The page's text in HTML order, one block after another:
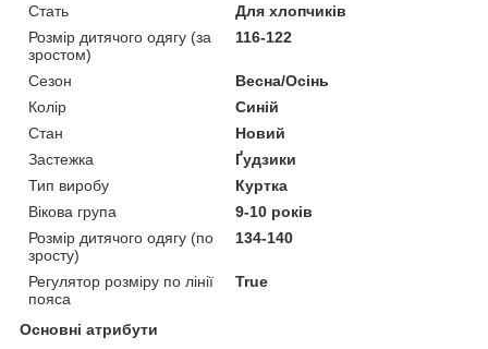
Стать
Для хлопчиків
Розмір дитячого одягу (за
зростом)
116-122
Сезон
Весна/Осінь
Колір
Синій
Стан
Новий
Застежка
Ґудзики
Тип виробу
Куртка
Вікова група
9-10 років
Розмір дитячого одягу (по
зросту)
134-140
Регулятор розміру по лінії
пояса
True
Основні атрибути